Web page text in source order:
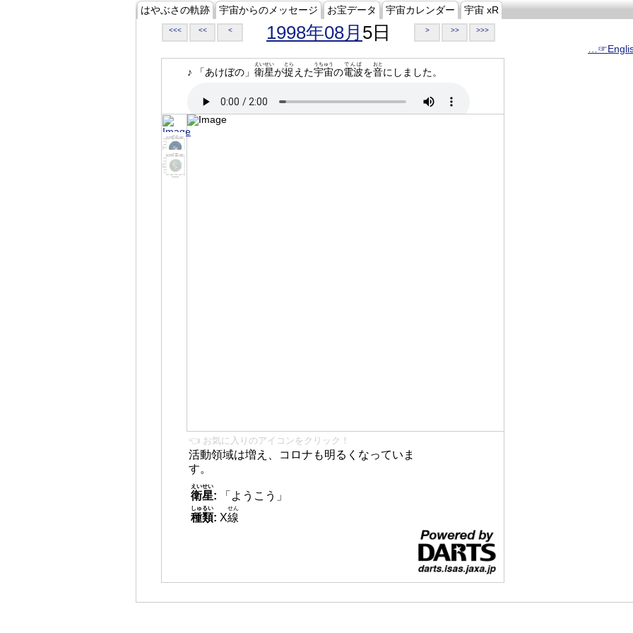
はやぶさの軌跡 宇宙からのメッセージ お宝データ 宇宙カレンダー 宇宙 xR
<<< << < 1998年08月 5日 > >> >>>
♪ 「あけぼの」 衛星
えいせい
が捉
とら
えた宇宙
うちゅう
の電波
でんぱ
を音
おと
にしました。
👈 お気に入りのアイコンをクリック！
活動領域は増え、コロナも明るくなっていま
す。
衛星
えいせい
:
「ようこう」
種類
しゅるい
: X線
せん